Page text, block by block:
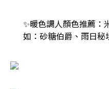
✨暖色調人顏色推薦：
如：砂糖伯爵、雨日